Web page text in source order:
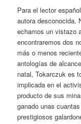
Para el lector
autora desconocida.
echamos un vistazo
encontraremos dos
más o menos
antologías de
natal, Tokarczuk es
implicada en el
producto de sus
ganado unas
prestigiosos